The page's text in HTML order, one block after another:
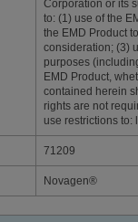
Corporation or its
to: (1) use of the
the EMD Product
consideration; (3)
purposes
EMD Product,
contained herein
rights are not
use restrictions to:
71209
Novagen®